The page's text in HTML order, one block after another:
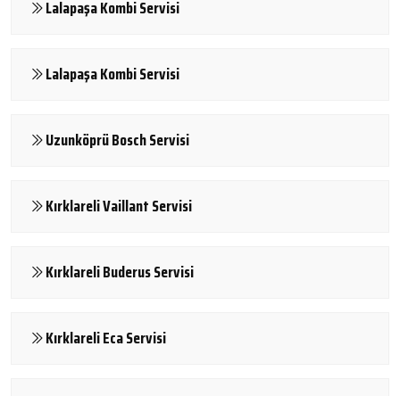
Lalapaşa Kombi Servisi
Lalapaşa Kombi Servisi
Uzunköprü Bosch Servisi
Kırklareli Vaillant Servisi
Kırklareli Buderus Servisi
Kırklareli Eca Servisi